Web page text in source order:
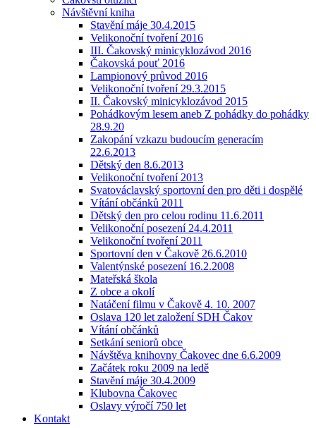
Návštěvní kniha
Stavění máje 30.4.2015
Velikonoční tvoření 2016
III. Čakovský minicyklozávod 2016
Čakovská pouť 2016
Lampionový průvod 2016
Velikonoční tvoření 29.3.2015
II. Čakovský minicyklozávod 2015
Pohádkovým lesem aneb Z pohádky do pohádky
28.9.20
Zakopání vzkazu budoucím generacím
22.6.2013
Dětský den 8.6.2013
Velikonoční tvoření 2013
Svatováclavský sportovní den pro děti i dospělé
Vítání občánků 2011
Dětský den pro celou rodinu 11.6.2011
Velikonoční posezení 24.4.2011
Velikonoční tvoření 2011
Sportovní den v Čakově 26.6.2010
Valentýnské posezení 16.2.2008
Mateřská škola
Z obce a okolí
Natáčení filmu v Čakově 4. 10. 2007
Oslava 120 let založení SDH Čakov
Vítání občánků
Setkání seniorů obce
Návštěva knihovny Čakovec dne 6.6.2009
Začátek roku 2009 na ledě
Stavění máje 30.4.2009
Klubovna Čakovec
Oslavy výročí 750 let
Kontakt